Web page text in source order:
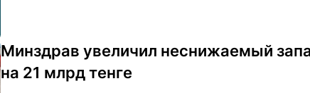
Минздрав увеличил неснижаемый
на 21 млрд тенге